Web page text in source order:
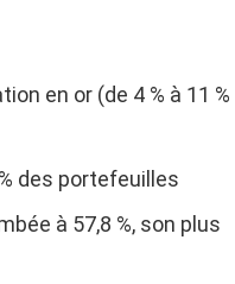
en or (de 4 % à 11 %
des portefeuilles
à 57,8 %, son plus